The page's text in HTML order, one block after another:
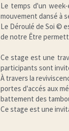
Le temps d'un
mouvement dansé à
Le Déroulé de Soi ©
de notre Être
Ce stage est une
participants sont
À travers la
portes d'accés aux
battement des
Ce stage est une